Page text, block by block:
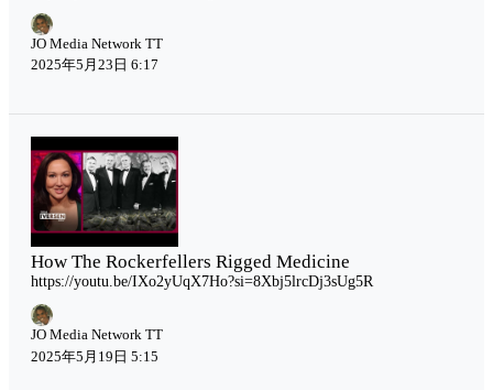
JO Media Network TT
2025年5月23日 6:17
How The Rockerfellers Rigged Medicine
https://youtu.be/IXo2yUqX7Ho?si=8Xbj5lrcDj3sUg5R
JO Media Network TT
2025年5月19日 5:15